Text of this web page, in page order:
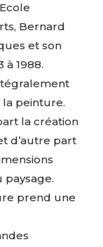
Bernard
et son
à 1988.
la peinture.
la création
d’autre part
paysage.
prend une